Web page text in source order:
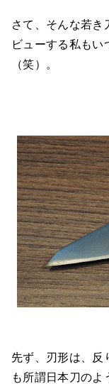
さて、そんな若き
ビューする私もい
（笑）。
先ず、刃形は、反
も所謂日本刀のよ